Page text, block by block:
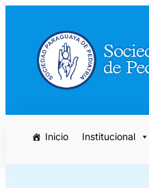
contenido
Inicio Institucional